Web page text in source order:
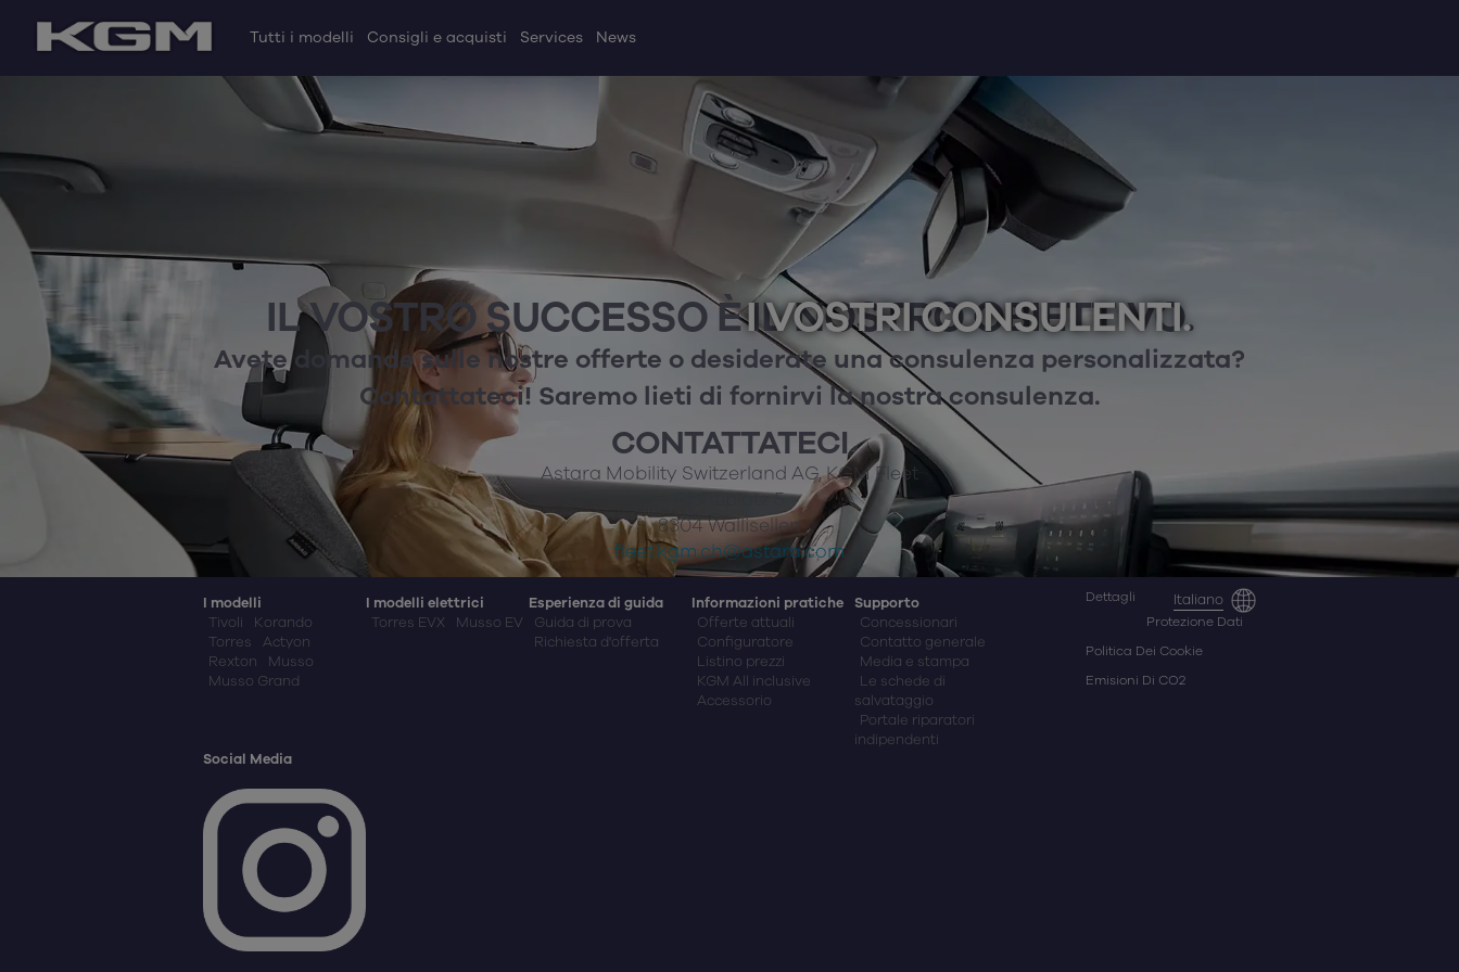
Tutti i modelli Consigli e acquisti Services News
I VOSTRI CONSULENTI.
IL VOSTRO SUCCESSO È IL NOSTRO OBIETTIVO.
Avete domande sulle nostre offerte o desiderate una consulenza personalizzata?
Contattateci! Saremo lieti di fornirvi la nostra consulenza.
CONTATTATECI
Astara Mobility Switzerland AG, KGM Fleet
Richtiplatz 5
8304 Wallisellen
fleet.kgm.ch@astara.com
I modelli
Tivoli
Korando
Torres
Actyon
Rexton
Musso
Musso Grand
I modelli elettrici
Torres EVX
Musso EV
Esperienza di guida
Guida di prova
Richiesta d'offerta
Informazioni pratiche
Offerte attuali
Configuratore
Listino prezzi
KGM All inclusive
Accessorio
Supporto
Concessionari
Contatto generale
Media e stampa
Le schede di
salvataggio
Portale riparatori
indipendenti
Social Media
Italiano
Dettagli
Protezione Dati
Politica Dei Cookie
Emisioni Di CO2